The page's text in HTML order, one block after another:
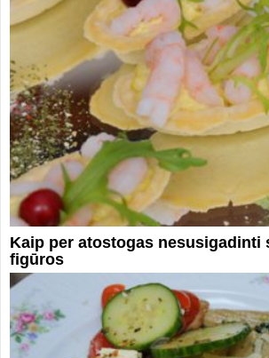
Kaip per atostogas nesusigadinti
figūros